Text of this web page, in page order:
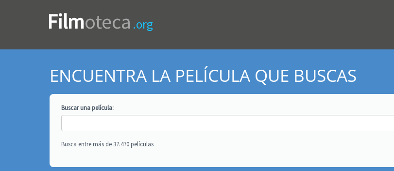
Filmoteca .org
ENCUENTRA LA PELÍCULA QUE BUSCAS
Buscar unapelícula:
Busca entre más de 37.470 películas